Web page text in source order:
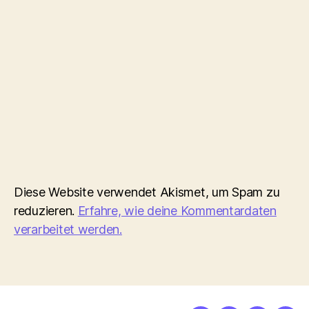
Diese Website verwendet Akismet, um Spam zu
reduzieren. Erfahre, wie deine Kommentardaten
verarbeitet werden.